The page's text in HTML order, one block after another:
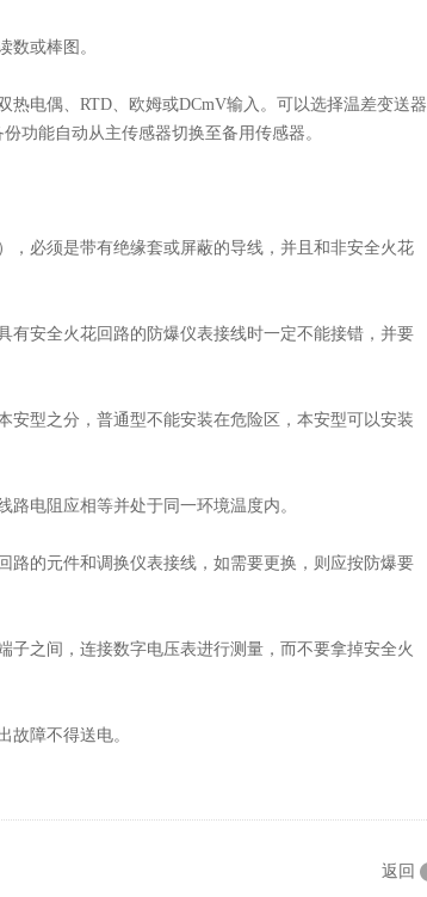
或棒图。
电偶、RTD、欧姆或DCmV输入。可以选择温差变送器
功能自动从主传感器切换至备用传感器。
必须是带有绝缘套或屏蔽的导线，并且和非安全火花
安全火花回路的防爆仪表接线时一定不能接错，并要
型之分，普通型不能安装在危险区，本安型可以安装
电阻应相等并处于同一环境温度内。
的元件和调换仪表接线，如需要更换，则应按防爆要
之间，连接数字电压表进行测量，而不要拿掉安全火
障不得送电。
返回